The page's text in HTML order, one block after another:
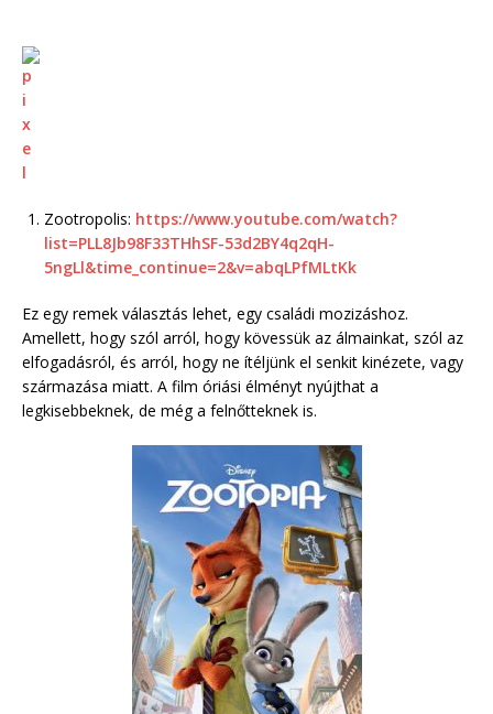
Zootropolis: https://www.youtube.com/watch?
list=PLL8Jb98F33THhSF-53d2BY4q2qH-
5ngLl&time_continue=2&v=abqLPfMLtKk
Ez egy remek választás lehet, egy családi mozizáshoz.
Amellett, hogy szól arról, hogy kövessük az álmainkat, szól az
elfogadásról, és arról, hogy ne ítéljünk el senkit kinézete, vagy
származása miatt. A film óriási élményt nyújthat a
legkisebbeknek, de még a felnőtteknek is.